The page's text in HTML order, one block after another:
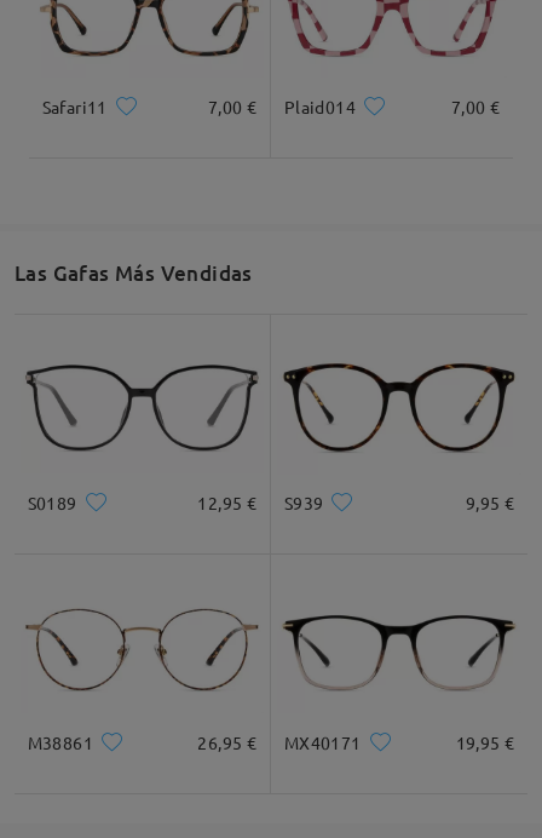
Recomendación de Rostro
* Solo Para Referencia
Safari11 7,00 € Plaid014 7,00 €
Las Gafas Más Vendidas
S0189 12,95 € S939 9,95 €
M38861 26,95 € MX40171 19,95 €